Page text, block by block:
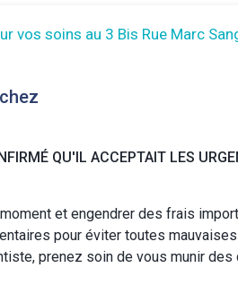
vos soins au 3 Bis Rue Marc
QU'IL ACCEPTAIT LES
et engendrer des frais
pour éviter toutes
prenez soin de vous munir des